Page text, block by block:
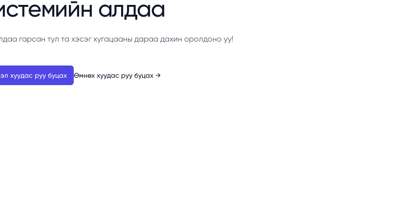
алдаа
гарсан тул та хэсэг хугацааны дараа дахин оролдоно уу!
хуудас руу буцах Өмнөх хуудас руу буцах →